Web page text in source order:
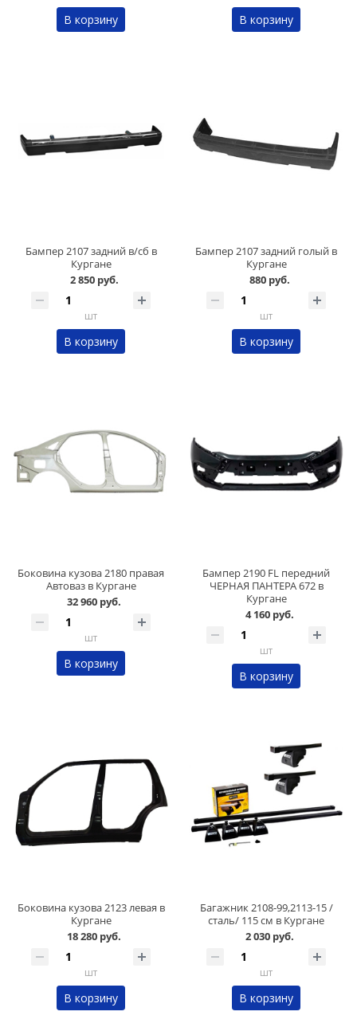
В корзину В корзину
Бампер 2107 задний в/сб в
Кургане
2 850 руб.
шт
В корзину
Бампер 2107 задний голый в
Кургане
880 руб.
шт
В корзину
Боковина кузова 2180 правая
Автоваз в Кургане
32 960 руб.
шт
В корзину
Бампер 2190 FL передний
ЧЕРНАЯ ПАНТЕРА 672 в
Кургане
4 160 руб.
шт
В корзину
Боковина кузова 2123 левая в
Кургане
18 280 руб.
шт
В корзину
Багажник 2108-99,2113-15 /
сталь/ 115 см в Кургане
2 030 руб.
шт
В корзину